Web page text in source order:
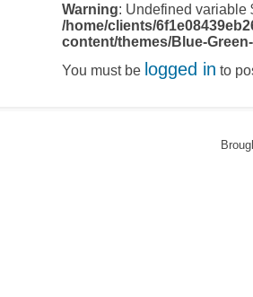
Warning: Undefined variable
/home/clients/
content/themes/Blue-
You must be logged in to